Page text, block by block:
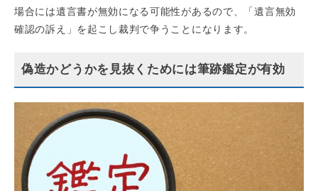
場合には遺言書が無効になる可能性があるので、「遺言無効
確認の訴え」を起こし裁判で争うことになります。
偽造かどうかを見抜くためには筆跡鑑定が有効